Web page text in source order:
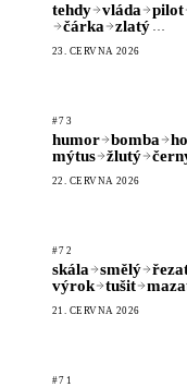
tehdy vláda pilot
čárka
zlatý …
23. ČERVNA 2026
#73
humor bomba
mýtus
žlutý
22. ČERVNA 2026
#72
skála smělý
výrok
tušit
21. ČERVNA 2026
#71